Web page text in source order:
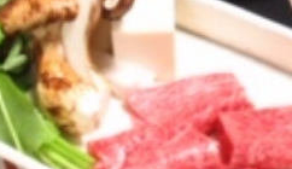
雪月花 炭火焼